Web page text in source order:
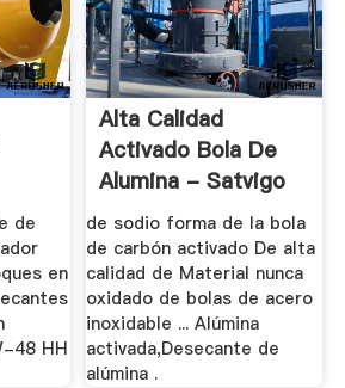
de
en
48 HH
Alta Calidad
Activado Bola De
Alumina - Satvigo
de sodio forma de la bola
de carbón activado De alta
calidad de Material nunca
oxidado de bolas de acero
inoxidable ... Alúmina
activada,Desecante de
alúmina .